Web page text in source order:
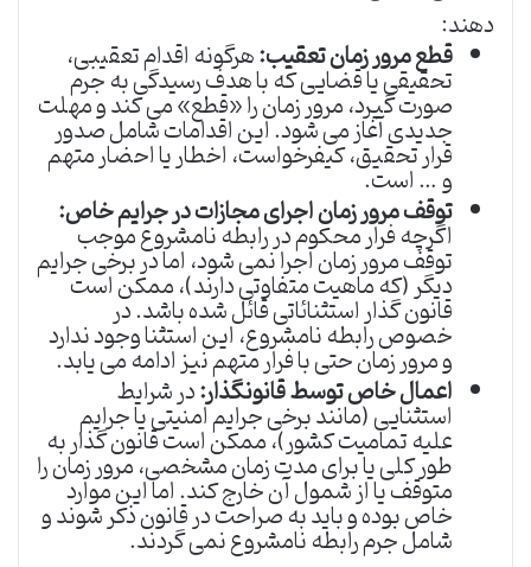
دهند:
قطع مرور زمان تعقیب:هرگونه اقدام تعقیبی،
تحقیقی یا قضایی که با هدف رسیدگی به جرم
صورت گیرد، مرور زمان را «قطع» می کند و مهلت
جدیدی آغاز می شود. این اقدامات شامل صدور
قرار تحقیق، کیفرخواست، اخطار یا احضار متهم
و … است.
توقف مرور زمان اجرای مجازات در جرایم خاص:
اگرچه فرار محکوم در رابطه نامشروع موجب
توقف مرور زمان اجرا نمی شود، اما در برخی جرایم
دیگر (که ماهیت متفاوتی دارند)، ممکن است
قانون گذار استثنائاتی قائل شده باشد. در
خصوص رابطه نامشروع، این استثنا وجود ندارد
و مرور زمان حتی با فرار متهم نیز ادامه می یابد.
اعمال خاص توسط قانونگذار:در شرایط
استثنایی (مانند برخی جرایم امنیتی یا جرایم
علیه تمامیت کشور)، ممکن است قانون گذار به
طور کلی یا برای مدت زمان مشخصی، مرور زمان را
متوقف یا از شمول آن خارج کند. اما این موارد
خاص بوده و باید به صراحت در قانون ذکر شوند و
شامل جرم رابطه نامشروع نمی گردند.